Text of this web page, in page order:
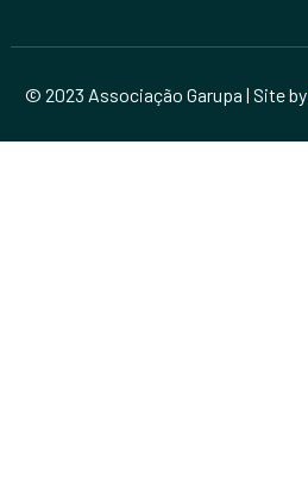
© 2023 Associação Garupa | Site by